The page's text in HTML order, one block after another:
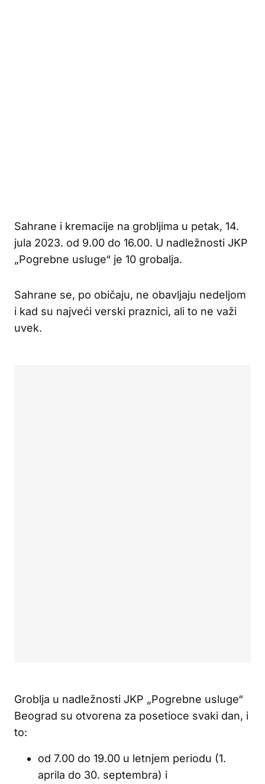
Sahrane i kremacije na grobljima u petak, 14.
jula 2023. od 9.00 do 16.00. U nadležnosti JKP
„Pogrebne usluge“ je 10 grobalja.
Sahrane se, po običaju, ne obavljaju nedeljom
i kad su najveći verski praznici, ali to ne važi
uvek.
Groblja u nadležnosti JKP „Pogrebne usluge“
Beograd su otvorena za posetioce svaki dan, i
to:
od 7.00 do 19.00 u letnjem periodu (1.
aprila do 30. septembra) i